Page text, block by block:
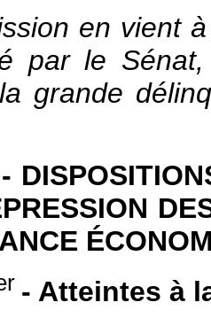
en vient
par le
grande
- Atteintes à